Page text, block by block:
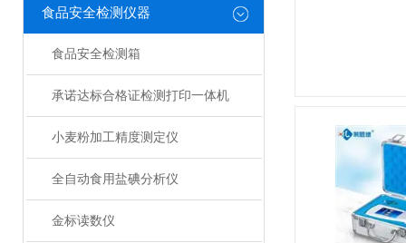
食品安全检测仪器
食品安全检测箱
承诺达标合格证检测打印一体机
小麦粉加工精度测定仪
全自动食用盐碘分析仪
金标读数仪